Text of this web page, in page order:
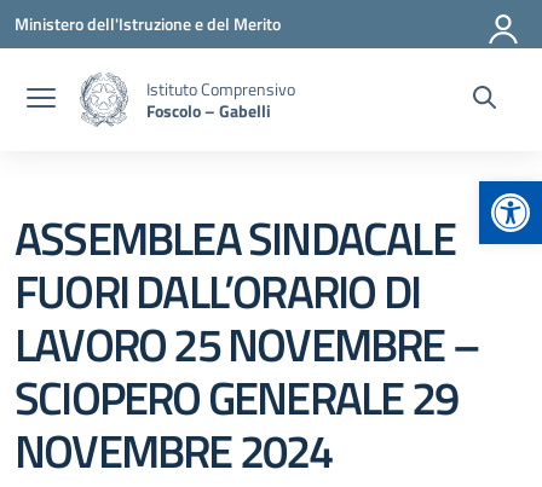
Vai ai contenuti
Vai al menu di navigazione
Vai al footer
Ministero dell'Istruzione e del Merito
Istituto Comprensivo
Foscolo – Gabelli
ASSEMBLEA SINDACALE
FUORI DALL’ORARIO DI
LAVORO 25 NOVEMBRE –
SCIOPERO GENERALE 29
NOVEMBRE 2024